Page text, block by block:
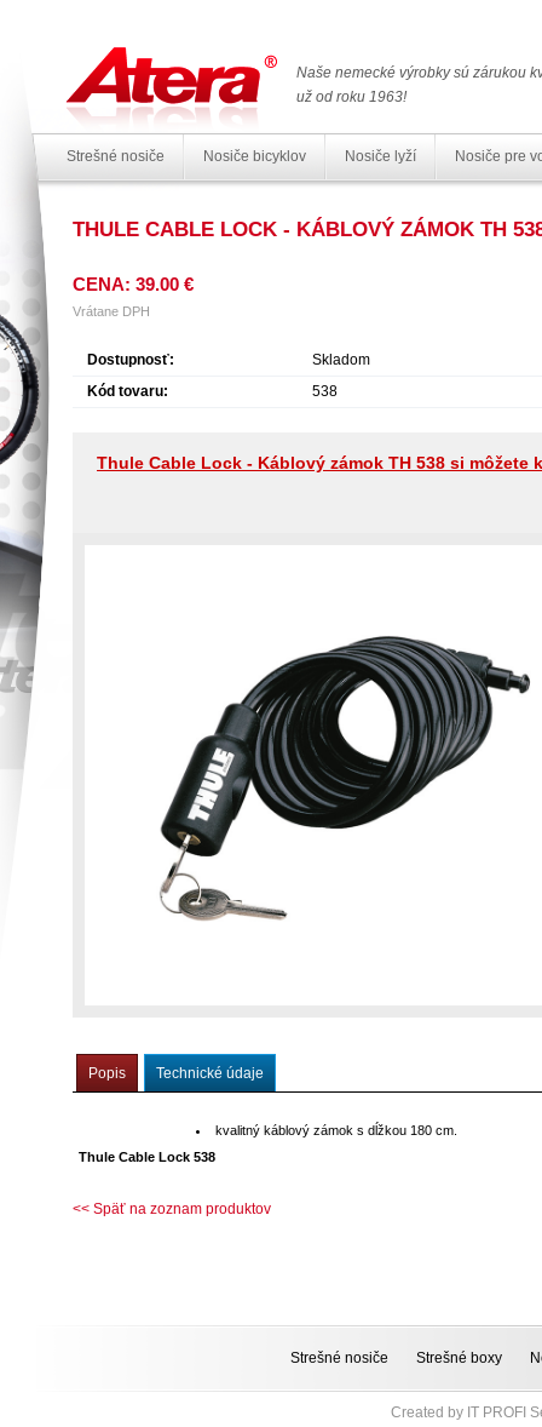
Naše nemecké výrobky sú zárukou
už od roku 1963!
Strešné nosiče Nosiče bicyklov Nosiče lyží Nosiče pre
THULE CABLE LOCK - KÁBLOVÝ ZÁMOK TH
CENA: 39.00 €
Vrátane DPH
Dostupnosť:
Skladom
Kód tovaru:
538
Thule Cable Lock - Káblový zámok TH 538 si môžete
Popis Technické údaje
Thule Cable Lock 538
kvalitný káblový zámok s dĺžkou 180 cm.
<< Späť na zoznam produktov
Strešné nosiče Strešné boxy
Created by IT PROFI